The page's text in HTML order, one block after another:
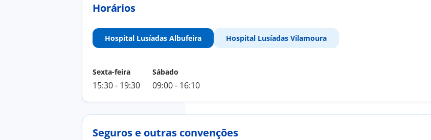
Horários
Hospital Lusíadas Albufeira Hospital Lusíadas Vilamoura
Sexta-feira
15:30 - 19:30
Sábado
09:00 - 16:10
Seguros e outras convenções